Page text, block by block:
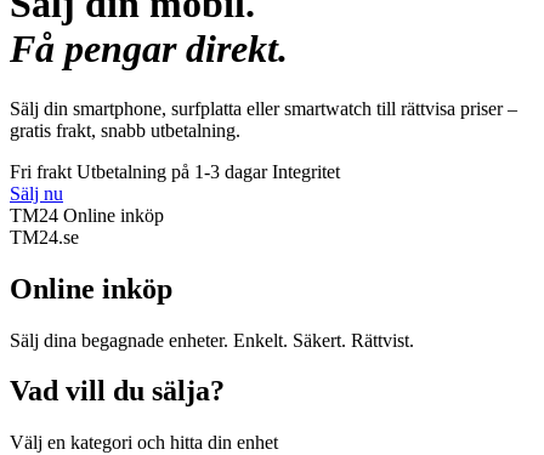
Få pengar direkt.
Sälj din smartphone, surfplatta eller smartwatch till rättvisa priser –
gratis frakt, snabb utbetalning.
Fri frakt Utbetalning på 1-3 dagar Integritet
Sälj nu
TM24 Online inköp
TM24.se
Online inköp
Sälj dina begagnade enheter. Enkelt. Säkert. Rättvist.
Vad vill du sälja?
Välj en kategori och hitta din enhet